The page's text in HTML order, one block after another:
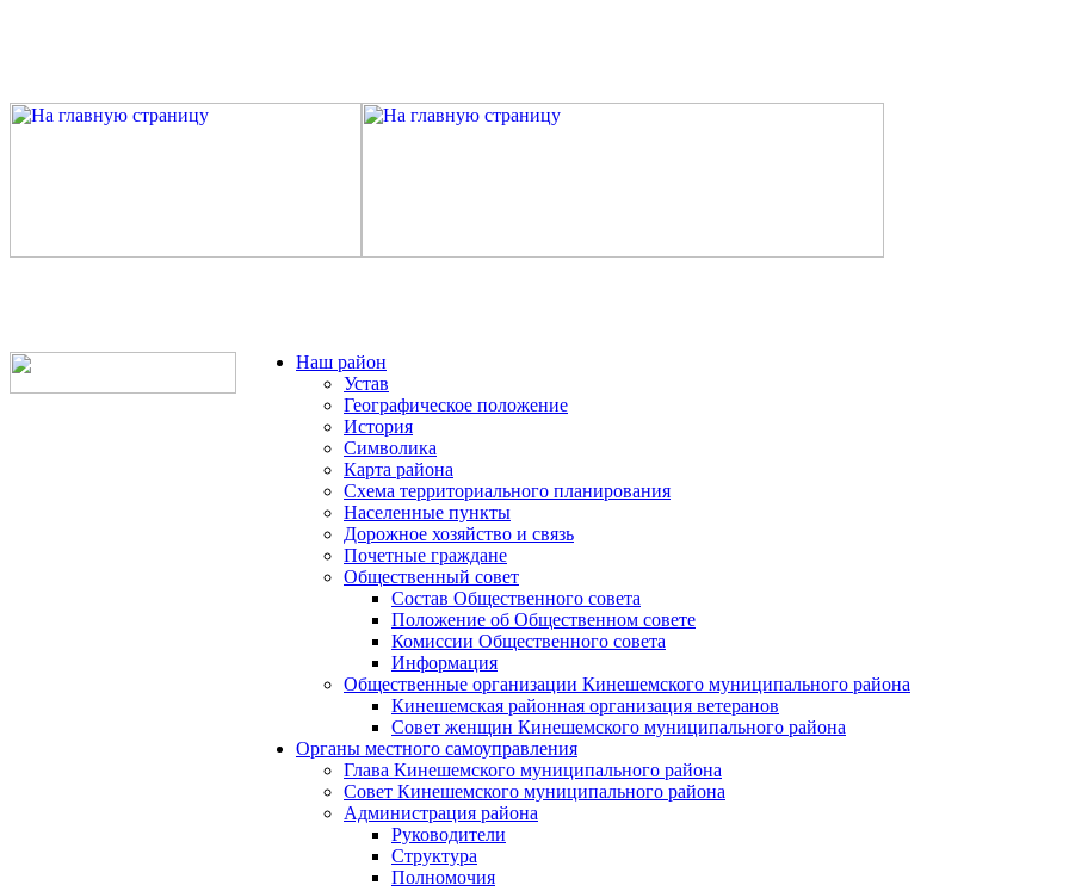
Наш район
Устав
Географическое положение
История
Символика
Карта района
Схема территориального планирования
Населенные пункты
Дорожное хозяйство и связь
Почетные граждане
Общественный совет
Состав Общественного совета
Положение об Общественном совете
Комиссии Общественного совета
Информация
Общественные организации Кинешемского муниципального района
Кинешемская районная организация ветеранов
Совет женщин Кинешемского муниципального района
Органы местного самоуправления
Глава Кинешемского муниципального района
Совет Кинешемского муниципального района
Администрация района
Руководители
Структура
Полномочия